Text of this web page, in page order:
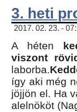
3. heti
2017. 02. 23. -
A héten
viszont
laborba.
így aki még
jöjjön el. Ha
alelnököt